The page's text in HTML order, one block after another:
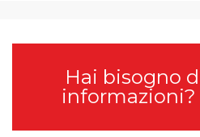
informazioni?